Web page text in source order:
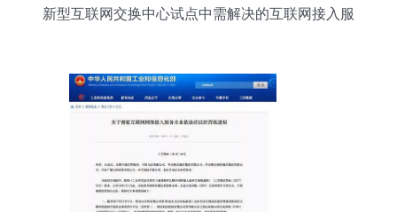
新型互联网交换中心试点中需解决的互联网接入服